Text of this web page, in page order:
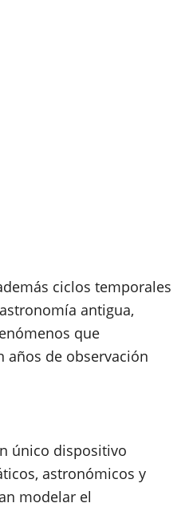
ciclos temporales
antigua,
que
años de observación
único dispositivo
astronómicos y
modelar el